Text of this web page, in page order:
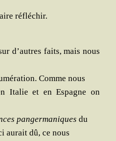
réfléchir.
d’autres faits, mais nous
Comme nous
Ita­lie et en Espagne on
pan­ger­ma­niques du
aurait dû, ce nous